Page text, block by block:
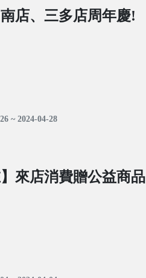
店、三多店周年慶!
~ 2024-04-28
】來店消費贈公益商品